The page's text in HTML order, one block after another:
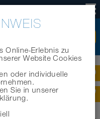
Online-Erlebnis zu
Website Cookies
oder individuelle
Sie in unserer